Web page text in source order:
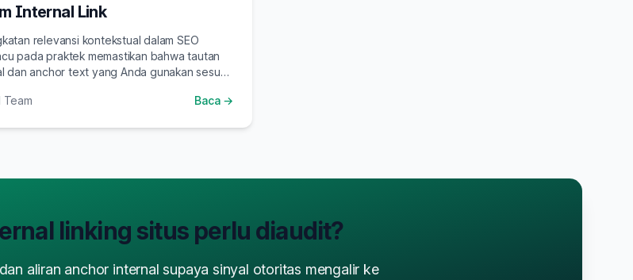
Internal Link
relevansi kontekstual dalam SEO
pada praktek memastikan bahwa tautan
dan anchor text yang Anda gunakan sesuai
Team Baca →
linking situs perlu diaudit?
aliran anchor internal supaya sinyal otoritas mengalir ke